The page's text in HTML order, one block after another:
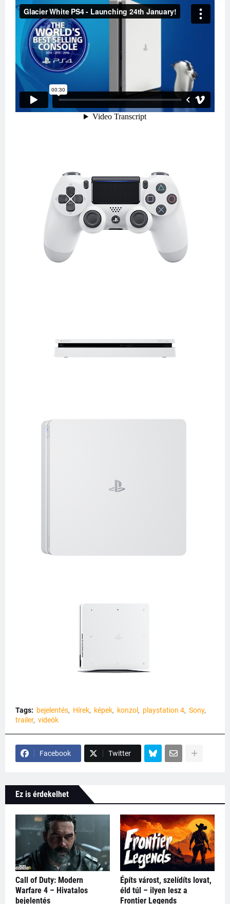
Tags: bejelentés Hírek képek konzol playstation 4 Sony
trailer videók
Facebook Twitter
Ez is érdekelhet
Call of Duty: Modern
Warfare 4 – Hivatalos
bejelentés
Építs várost, szelídíts lovat,
éld túl – ilyen lesz a
Frontier Legends